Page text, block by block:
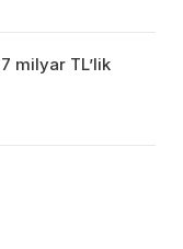
milyar TL’lik